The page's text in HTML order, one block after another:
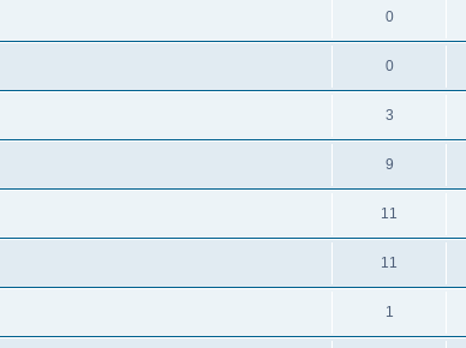
0
0
3
9
11
11
1